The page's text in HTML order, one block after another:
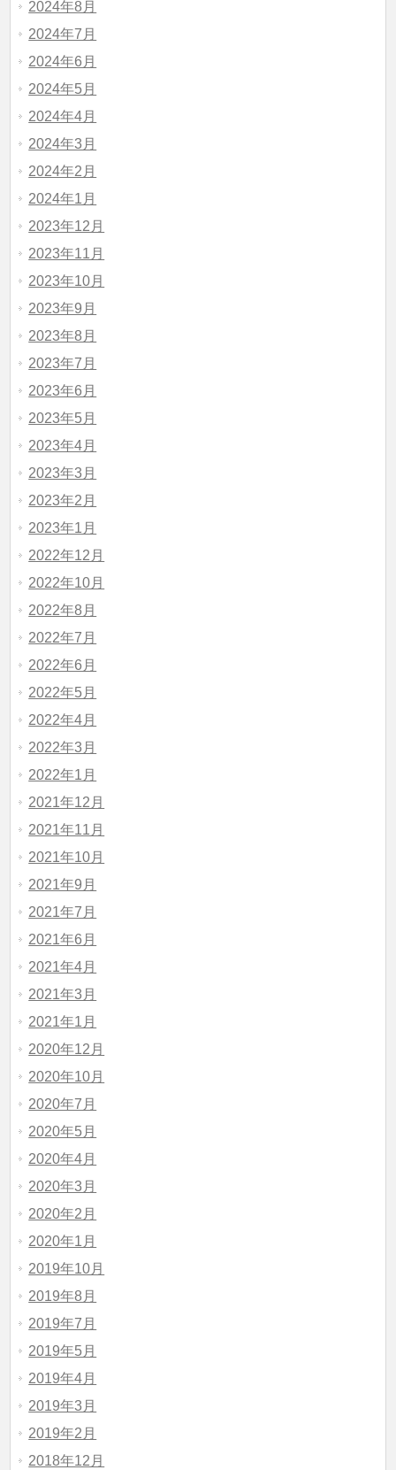
2024年8月
2024年7月
2024年6月
2024年5月
2024年4月
2024年3月
2024年2月
2024年1月
2023年12月
2023年11月
2023年10月
2023年9月
2023年8月
2023年7月
2023年6月
2023年5月
2023年4月
2023年3月
2023年2月
2023年1月
2022年12月
2022年10月
2022年8月
2022年7月
2022年6月
2022年5月
2022年4月
2022年3月
2022年1月
2021年12月
2021年11月
2021年10月
2021年9月
2021年7月
2021年6月
2021年4月
2021年3月
2021年1月
2020年12月
2020年10月
2020年7月
2020年5月
2020年4月
2020年3月
2020年2月
2020年1月
2019年10月
2019年8月
2019年7月
2019年5月
2019年4月
2019年3月
2019年2月
2018年12月